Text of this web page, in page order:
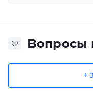
Вопросы
+